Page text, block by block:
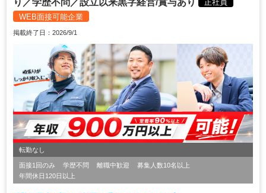
正社員
WEB面接可能企業
掲載終了日：2026/9/1
転勤なし
面接1回のみ 学歴不問 離職中歓迎
募集人数10名以上
年間休日120日以上